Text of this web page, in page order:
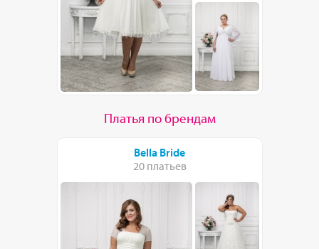
Платья по брендам
Bella Bride
20 платьев